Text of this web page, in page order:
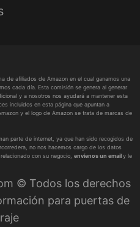
de afiliados de Amazon en el cual ganamos una
cada día. Esta comisión se genera al generar
y a nosotros nos ayudará a mantener esta
incluidos en esta página que apuntan a
y el logo de Amazon se trata de marcas de
parte de internet, ya que han sido recogidos de
no nos hacemos cargo de los datos
con su negocio, envíenos un emaily le
© Todos los derechos
para puertas de